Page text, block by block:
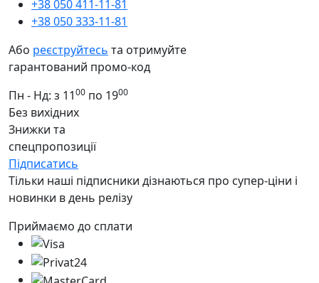
+38 050 411-11-81
+38 050 333-11-81
Або реєструйтесь та отримуйте
гарантований промо-код
Пн - Нд: з 1100 по 1900
Без вихідних
Знижки та
спецпропозиції
Підписатись
Тільки наші підписники дізнаються про супер-ціни і
новинки в день релізу
Приймаємо до сплати